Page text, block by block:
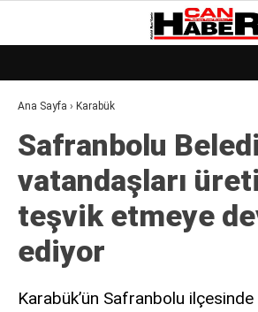
GALERİ
DÜNYA
EKONOMI
GÜNDEM
KÜLÜR – SANAT
Ana Sayfa › Karabük
Safranbolu
vatandaşları
teşvik etmeye
ediyor
Karabük’ün Safranbolu